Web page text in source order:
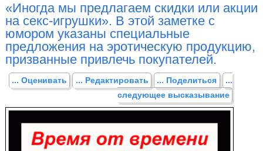
«Иногда мы предлагаем скидки или акции
на секс-игрушки». В этой заметке с
юмором указаны специальные
предложения на эротическую продукцию,
призванные привлечь покупателей.
... Оценивать ... Редактировать ... Поделиться
...
следующее высказывание